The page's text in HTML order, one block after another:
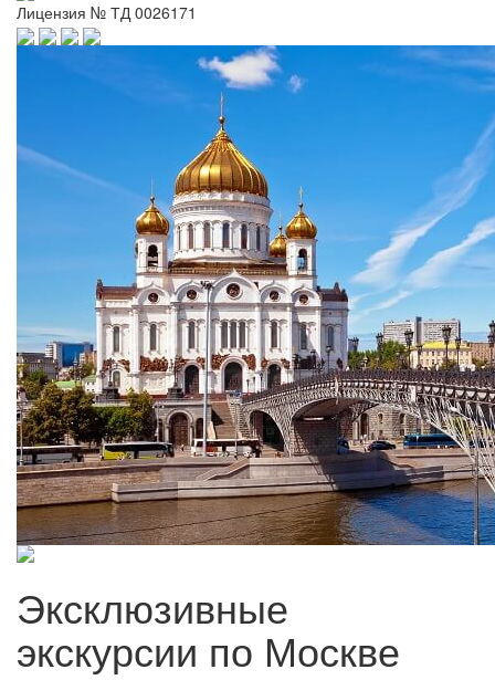
Лицензия № ТД 0026171
Эксклюзивные
экскурсии по Москве